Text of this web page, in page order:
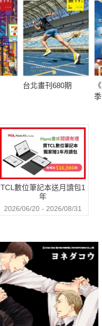
台北畫刊680期
TCL數位筆記本送月讀包1
年
2026/06/20 - 2026/08/31